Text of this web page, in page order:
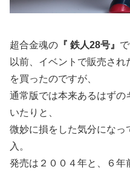
超合金魂の 『 鉄人28号』 で
以前、イベントで販売され
を買ったのですが、
通常版では本来あるはずの
いたりと、
微妙に損をした気分にな
入。
発売は２００４年と、６年